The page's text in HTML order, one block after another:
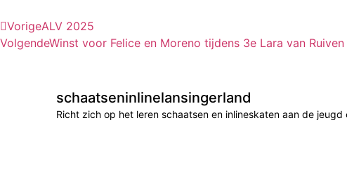
VorigeALV 2025
VolgendeWinst voor Felice en Moreno tijdens 3e Lara van
schaatseninlinelansingerland
Richt zich op het leren schaatsen en inlineskaten aan de